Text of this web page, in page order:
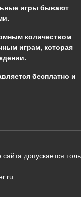
игры бывают
количеством
играм, которая
бесплатно и
допускается